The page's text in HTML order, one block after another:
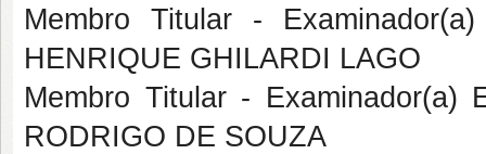
Membro Titular -
HENRIQUE GHILARDI LAGO
Membro Titular - Examinador(a)
RODRIGO DE SOUZA